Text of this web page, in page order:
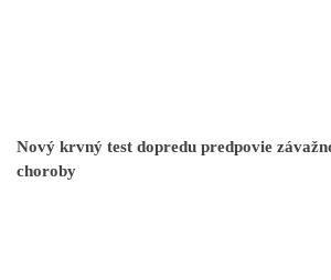
Nový krvný test dopredu predpovie
choroby